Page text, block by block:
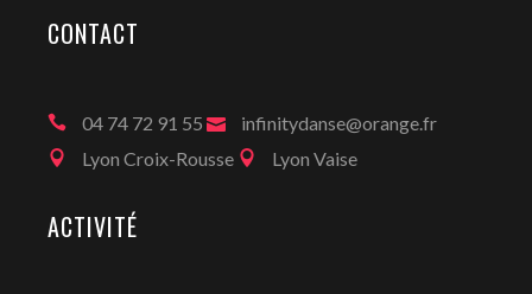
CONTACT
04 74 72 91 55
infinitydanse@orange.fr
Lyon Croix-Rousse
Lyon Vaise
ACTIVITÉ